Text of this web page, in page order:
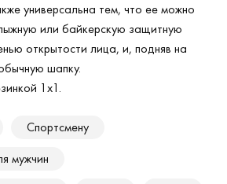
универсальна тем, что ее можно
или байкерскую защитную
открытости лица, и, подняв на
шапку.
1x1.
Спортсмену
мужчин